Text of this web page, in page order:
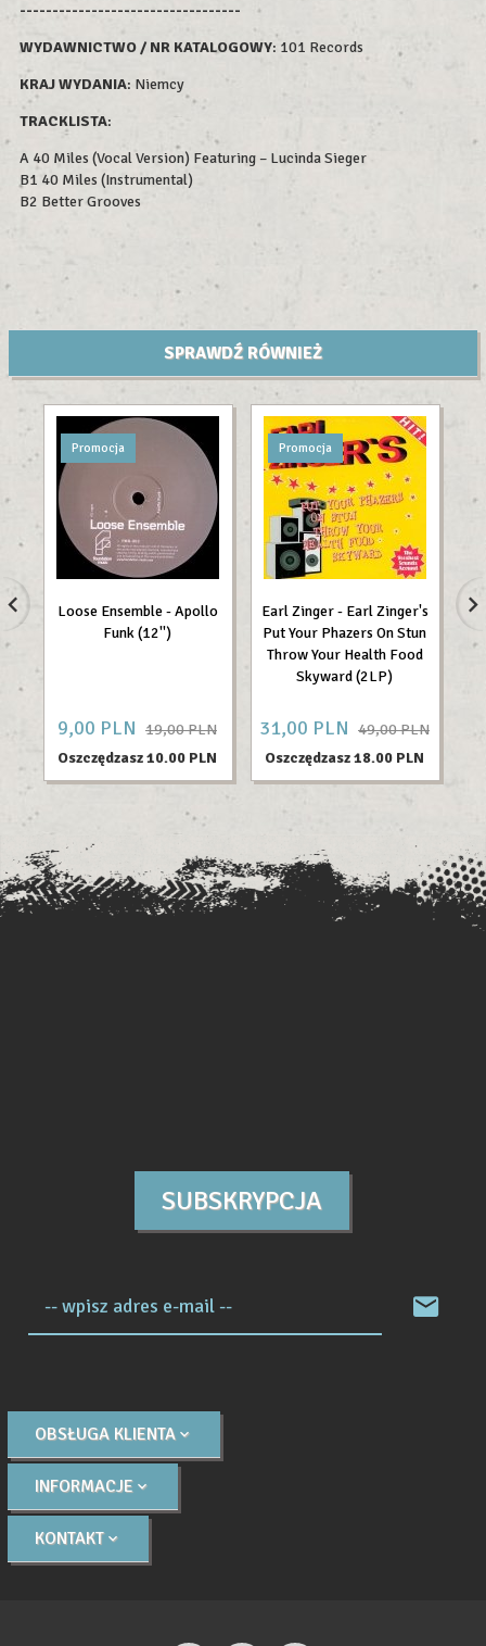
----------------------------------
WYDAWNICTWO / NR KATALOGOWY: 101 Records
KRAJ WYDANIA: Niemcy
TRACKLISTA:
A 40 Miles (Vocal Version) Featuring – Lucinda Sieger
B1 40 Miles (Instrumental)
B2 Better Grooves
SPRAWDŹ RÓWNIEŻ
Promocja
Loose Ensemble - Apollo
Funk (12'')
9,00 PLN 19,00 PLN
Oszczędzasz 10.00 PLN
Promocja
Earl Zinger - Earl Zinger's
Put Your Phazers On Stun
Throw Your Health Food
Skyward (2LP)
31,00 PLN 49,00 PLN
Oszczędzasz 18.00 PLN
SUBSKRYPCJA
-- wpisz adres e-mail --
OBSŁUGA KLIENTA
INFORMACJE
KONTAKT